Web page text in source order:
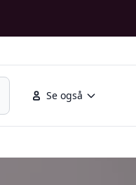
Se også